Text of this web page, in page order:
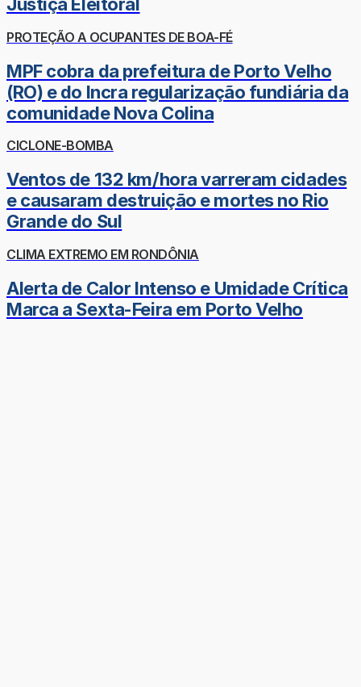
Justiça Eleitoral
PROTEÇÃO A OCUPANTES DE BOA-FÉ
MPF cobra da prefeitura de Porto Velho
(RO) e do Incra regularização fundiária da
comunidade Nova Colina
CICLONE-BOMBA
Ventos de 132 km/hora varreram cidades
e causaram destruição e mortes no Rio
Grande do Sul
CLIMA EXTREMO EM RONDÔNIA
Alerta de Calor Intenso e Umidade Crítica
Marca a Sexta-Feira em Porto Velho